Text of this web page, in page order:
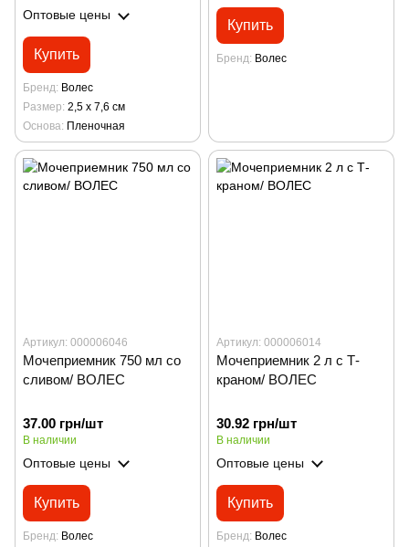
Оптовые цены
Купить
Бренд Волес
Размер 2,5 х 7,6 см
Основа Пленочная
Купить
Бренд Волес
Артикул: 000006046
Мочеприемник 750 мл со
сливом/ ВОЛЕС
37.00 грн/шт
В наличии
Оптовые цены
Купить
Бренд Волес
Артикул: 000006014
Мочеприемник 2 л с Т-
краном/ ВОЛЕС
30.92 грн/шт
В наличии
Оптовые цены
Купить
Бренд Волес